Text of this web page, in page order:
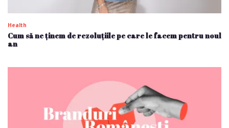
Health
Cum să ne ținem de rezoluțiile pe care le facem pentru noul
an